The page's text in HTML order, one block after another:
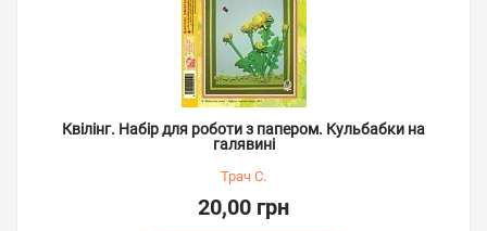
Квілінг. Набір для роботи з папером. Кульбабки на
галявині
Трач С.
20,00 грн